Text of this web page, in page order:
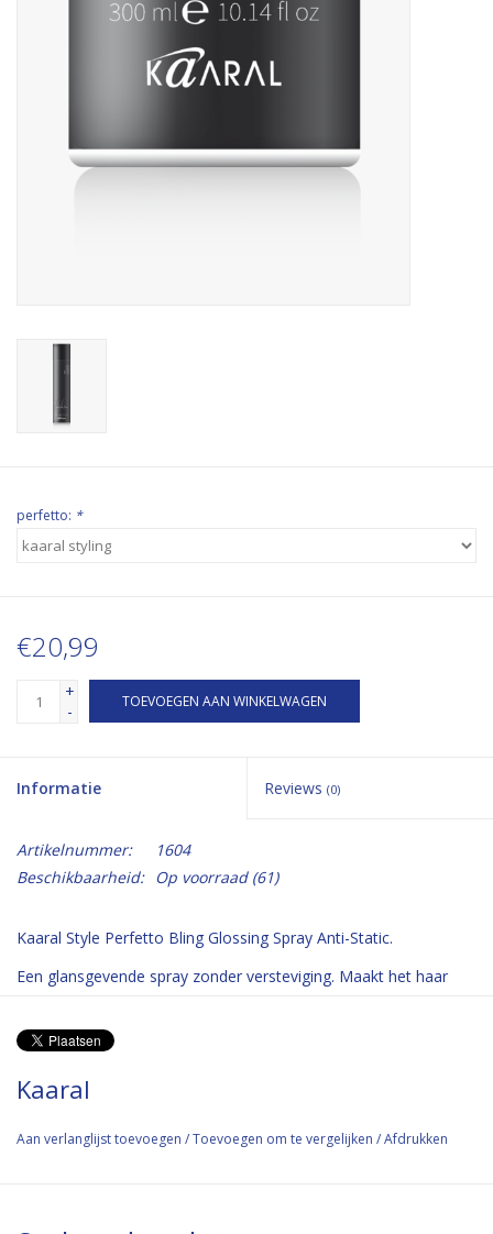
perfetto: *
€20,99
+
-
TOEVOEGEN AAN WINKELWAGEN
Informatie Reviews (0)
Artikelnummer:
1604
Beschikbaarheid:
Op voorraad(61)
Kaaral Style Perfetto Bling Glossing Spray Anti-Static.
Een glansgevende spray zonder versteviging. Maakt het haar
cocos. Geen vet residu in het haar na aanbrengen.
Kaaral
Aan verlanglijst toevoegen /Toevoegen om te vergelijken /Afdrukken